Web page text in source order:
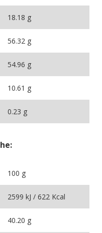
18.18 g
56.32 g
54.96 g
10.61 g
0.23 g
100 g
2599 kJ / 622 Kcal
40.20 g